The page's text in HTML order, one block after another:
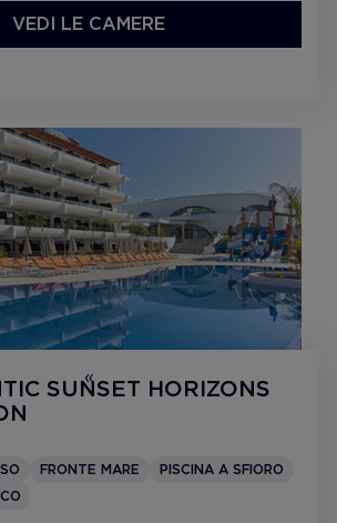
VEDI LE CAMERE
SUNSET HORIZONS
FRONTE MARE
PISCINA A SFIORO